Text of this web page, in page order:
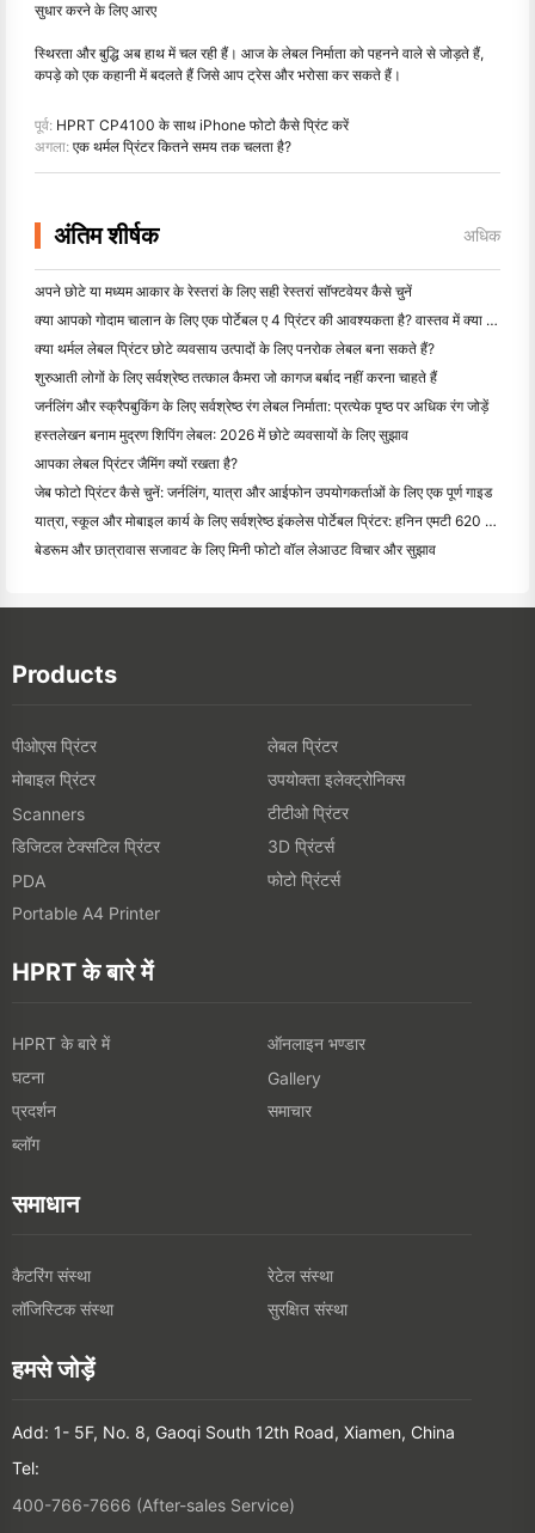
सुधार करने के लिए आरए
स्थिरता और बुद्धि अब हाथ में चल रही हैं। आज के लेबल निर्माता को पहनने वाले से जोड़ते हैं,
कपड़े को एक कहानी में बदलते हैं जिसे आप ट्रेस और भरोसा कर सकते हैं।
पूर्व: HPRT CP4100 के साथ iPhone फोटो कैसे प्रिंट करें
अगला: एक थर्मल प्रिंटर कितने समय तक चलता है?
अंतिम शीर्षक अधिक
अपने छोटे या मध्यम आकार के रेस्तरां के लिए सही रेस्तरां सॉफ्टवेयर कैसे चुनें
क्या आपको गोदाम चालान के लिए एक पोर्टेबल ए 4 प्रिंटर की आवश्यकता है? वास्तव में क्या काम करता है
क्या थर्मल लेबल प्रिंटर छोटे व्यवसाय उत्पादों के लिए पनरोक लेबल बना सकते हैं?
शुरुआती लोगों के लिए सर्वश्रेष्ठ तत्काल कैमरा जो कागज बर्बाद नहीं करना चाहते हैं
जर्नलिंग और स्क्रैपबुकिंग के लिए सर्वश्रेष्ठ रंग लेबल निर्माता: प्रत्येक पृष्ठ पर अधिक रंग जोड़ें
हस्तलेखन बनाम मुद्रण शिपिंग लेबल: 2026 में छोटे व्यवसायों के लिए सुझाव
आपका लेबल प्रिंटर जैमिंग क्यों रखता है?
जेब फोटो प्रिंटर कैसे चुनें: जर्नलिंग, यात्रा और आईफोन उपयोगकर्ताओं के लिए एक पूर्ण गाइड
यात्रा, स्कूल और मोबाइल कार्य के लिए सर्वश्रेष्ठ इंकलेस पोर्टेबल प्रिंटर: हनिन एमटी 620 प्रो समीक्षा
बेडरूम और छात्रावास सजावट के लिए मिनी फोटो वॉल लेआउट विचार और सुझाव
Products
पीओएस प्रिंटर
लेबल प्रिंटर
मोबाइल प्रिंटर
उपयोक्ता इलेक्ट्रोनिक्स
Scanners
टीटीओ प्रिंटर
डिजिटल टेक्सटिल प्रिंटर
3D प्रिंटर्स
PDA
फोटो प्रिंटर्स
Portable A4 Printer
HPRT के बारे में
HPRT के बारे में
ऑनलाइन भण्डार
घटना
Gallery
प्रदर्शन
समाचार
ब्लॉग
समाधान
कैटरिंग संस्था
रेटेल संस्था
लॉजिस्टिक संस्था
सुरक्षित संस्था
हमसे जोड़ें
Add: 1- 5F, No. 8, Gaoqi South 12th Road, Xiamen, China
Tel:
400-766-7666 (After-sales Service)